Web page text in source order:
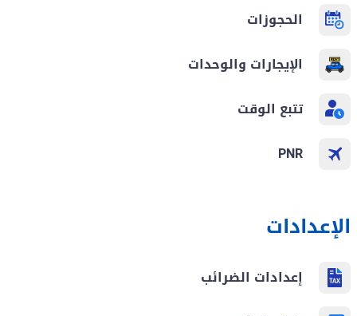
الحجوزات
الإيجارات والوحدات
تتبع الوقت
PNR
الإعدادات
إعدادات الضرائب